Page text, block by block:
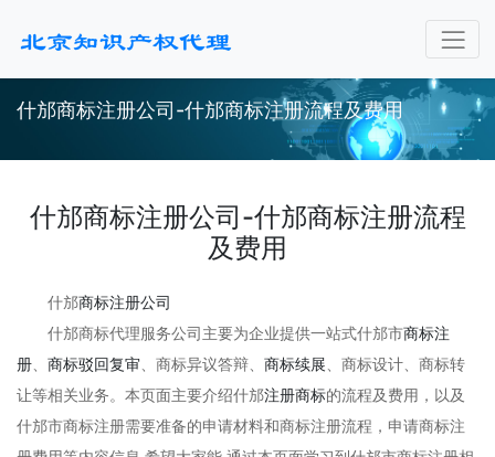
什邡商标注册公司-什邡商标注册流程及费用
什邡商标注册公司-什邡商标注册流程
及费用
什邡商标注册公司
什邡商标代理服务公司主要为企业提供一站式什邡市商标注
册
商标驳回复审 、商标异议答辩、 商标续展 、商标设计、商标转
让等相关业务。本页面主要介绍什邡注册商标的流程及费用，以及
什邡市商标注册需要准备的申请材料和商标注册流程，申请商标注